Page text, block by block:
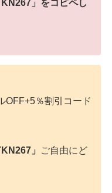
」をコピペし
OFF+5％割引コード
」
ご自由にど